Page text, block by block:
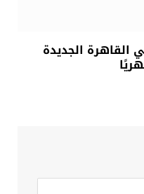
الجديدة